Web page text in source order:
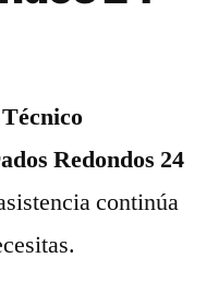
Redondos 24
continúa